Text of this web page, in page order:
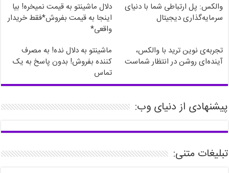
والکس: پل ارتباطی شما با دنیای
سرمایه‌گذاری دیجیتال
دلال ماشینتو به قیمت نمیخره! بیا
اینجا به قیمت بفروش*فقط خریدار
واقعی*
تجربه‌ی نوین ترید با والکس،
آینده‌ای روشن در انتظار شماست
ماشینتو به دلال نده! به مصرف
کننده بفروش! بدون پاسخ به یک
تماس
پیشنهادی از دنیای وب:
تبلیغات متنی: